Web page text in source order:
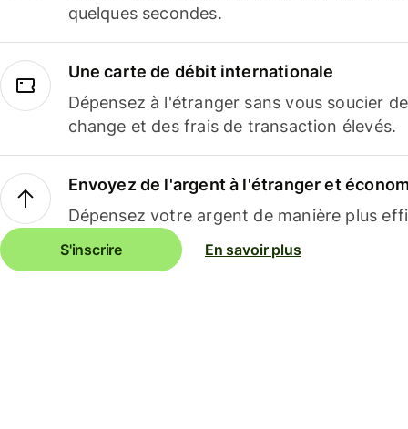
quelques secondes.
Une carte de débit internationale
Dépensez à l'étranger sans vous soucier
change et des frais de transaction élevés.
Envoyez de l'argent à l'étranger et
Dépensez votre argent de manière plus
S'inscrire En savoir plus